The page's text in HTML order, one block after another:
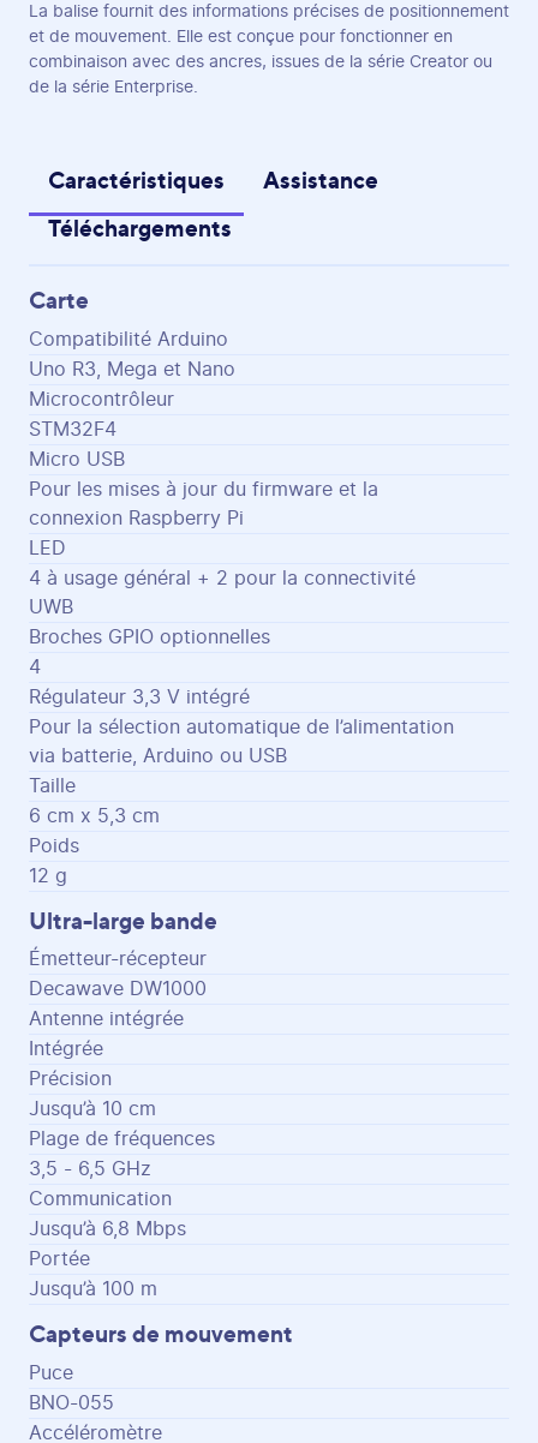
La balise fournit des informations précises de positionnement
et de mouvement. Elle est conçue pour fonctionner en
combinaison avec des ancres, issues de la série Creator ou
de la série Enterprise.
Caractéristiques
Assistance
Téléchargements
Carte
Compatibilité Arduino
Uno R3, Mega et Nano
Microcontrôleur
STM32F4
Micro USB
Pour les mises à jour du firmware et la
connexion Raspberry Pi
LED
4 à usage général + 2 pour la connectivité
UWB
Broches GPIO optionnelles
4
Régulateur 3,3 V intégré
Pour la sélection automatique de l’alimentation
via batterie, Arduino ou USB
Taille
6 cm x 5,3 cm
Poids
12 g
Ultra-large bande
Émetteur-récepteur
Decawave DW1000
Antenne intégrée
Intégrée
Précision
Jusqu’à 10 cm
Plage de fréquences
3,5 - 6,5 GHz
Communication
Jusqu’à 6,8 Mbps
Portée
Jusqu’à 100 m
Capteurs de mouvement
Puce
BNO-055
Accéléromètre